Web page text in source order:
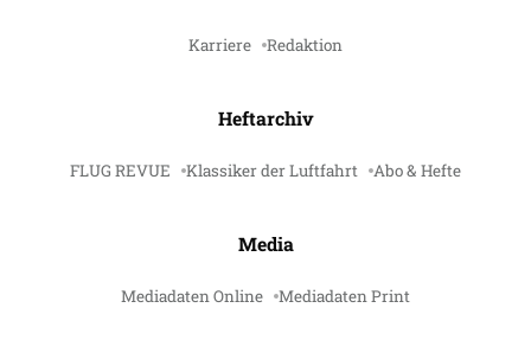
Karriere Redaktion
Heftarchiv
FLUG REVUE Klassiker der Luftfahrt Abo & Hefte
Media
Mediadaten Online Mediadaten Print